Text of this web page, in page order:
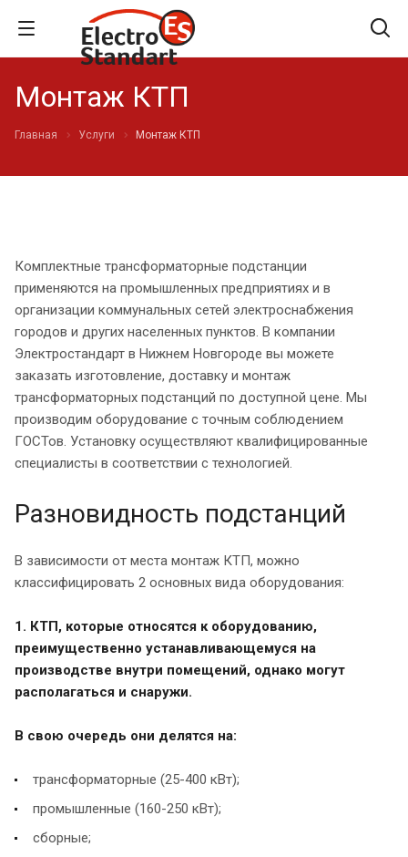
Монтаж КТП
Главная Услуги Монтаж КТП
Комплектные трансформаторные подстанции
применяются на промышленных предприятиях и в
организации коммунальных сетей электроснабжения
городов и других населенных пунктов. В компании
Электростандарт в Нижнем Новгороде вы можете
заказать изготовление, доставку и монтаж
трансформаторных подстанций по доступной цене. Мы
производим оборудование с точным соблюдением
ГОСТов. Установку осуществляют квалифицированные
специалисты в соответствии с технологией.
Разновидность подстанций
В зависимости от места монтаж КТП, можно
классифицировать 2 основных вида оборудования:
1. КТП, которые относятся к оборудованию,
преимущественно устанавливающемуся на
производстве внутри помещений, однако могут
располагаться и снаружи.
В свою очередь они делятся на:
трансформаторные (25-400 кВт);
промышленные (160-250 кВт);
сборные;